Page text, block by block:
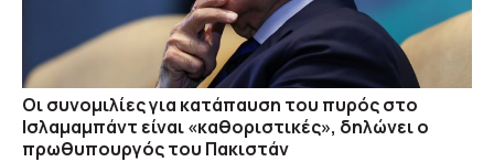
Οι συνομιλίες για κατάπαυση του πυρός στο
Ισλαμαμπάντ είναι «καθοριστικές», δηλώνει ο
πρωθυπουργός του Πακιστάν